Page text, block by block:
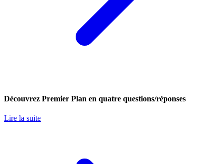
Découvrez Premier Plan en quatre questions/réponses
Lire la suite